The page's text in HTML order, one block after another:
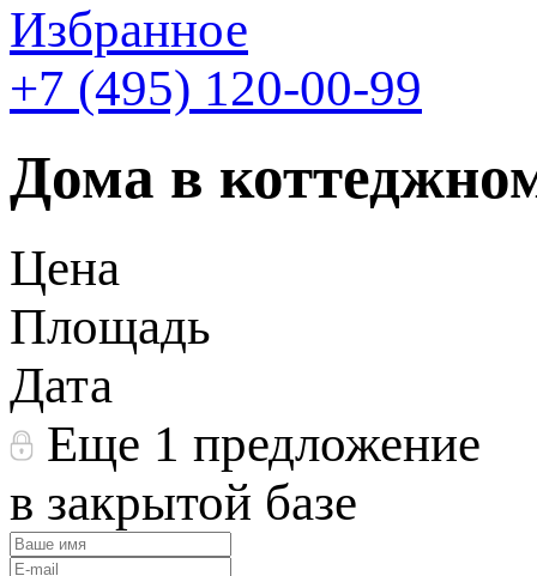
Избранное
+7 (495) 120-00-99
Дома в
Цена
Площадь
Дата
Еще 1 предложение
в закрытой базе